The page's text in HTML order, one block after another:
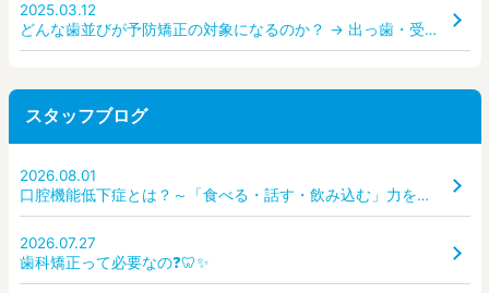
2025.03.12
どんな歯並びが予防矯正の対象になるのか？ → 出っ歯・受け口・ガタガタ・すきっ歯など、どんな状態なら受診すべき？
スタッフブログ
2026.08.01
口腔機能低下症とは？～「食べる・話す・飲み込む」力を守るために～
2026.07.27
歯科矯正って必要なの❓🦷✨